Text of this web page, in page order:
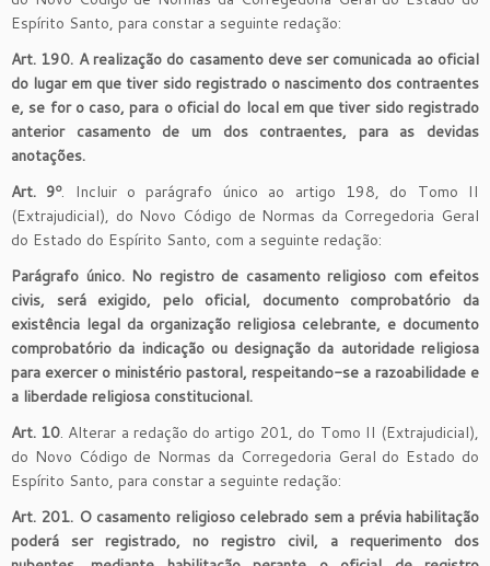
Espírito Santo, para constar a seguinte redação:
Art. 190. A realização do casamento deve ser comunicada ao oficial
do lugar em que tiver sido registrado o nascimento dos contraentes
e, se for o caso, para o oficial do local em que tiver sido registrado
anterior casamento de um dos contraentes, para as devidas
anotações.
Art. 9º. Incluir o parágrafo único ao artigo 198, do Tomo II
(Extrajudicial), do Novo Código de Normas da Corregedoria Geral
do Estado do Espírito Santo, com a seguinte redação:
Parágrafo único. No registro de casamento religioso com efeitos
civis, será exigido, pelo oficial, documento comprobatório da
existência legal da organização religiosa celebrante, e documento
comprobatório da indicação ou designação da autoridade religiosa
para exercer o ministério pastoral, respeitando-se a razoabilidade e
a liberdade religiosa constitucional.
Art. 10. Alterar a redação do artigo 201, do Tomo II (Extrajudicial),
do Novo Código de Normas da Corregedoria Geral do Estado do
Espírito Santo, para constar a seguinte redação:
Art. 201. O casamento religioso celebrado sem a prévia habilitação
poderá ser registrado, no registro civil, a requerimento dos